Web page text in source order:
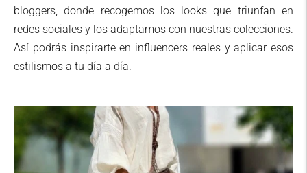
bloggers, donde recogemos los looks que triunfan en
redes sociales y los adaptamos con nuestras colecciones.
Así podrás inspirarte en influencers reales y aplicar esos
estilismos a tu día a día.